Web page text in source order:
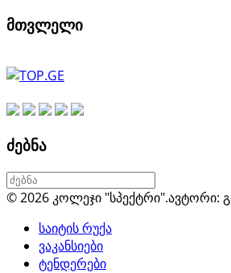
მთვლელი
ძებნა
© 2026 კოლეჯი "სპექტრი".ავტორი:
საიტის რუქა
ვაკანსიები
ტენდერები